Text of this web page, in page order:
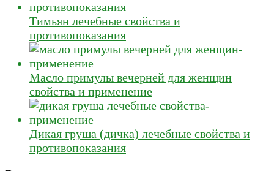
Тимьян лечебные свойства и
противопоказания
Масло примулы вечерней для женщин
свойства и применение
Дикая груша (дичка) лечебные свойства и
противопоказания